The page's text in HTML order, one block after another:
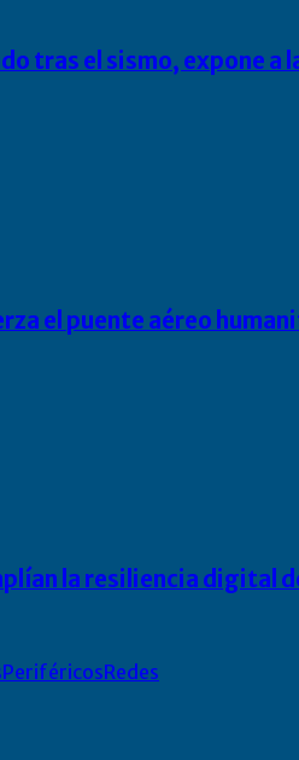
tras el sismo, expone a
el puente aéreo
la resiliencia digital
PeriféricosRedes